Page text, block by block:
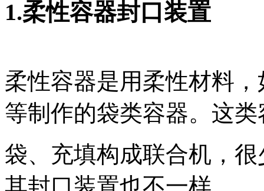
1.柔性容器封口装置
柔性容器是用柔性材料
等制作的袋类容器。这
袋、充填构成联合机，